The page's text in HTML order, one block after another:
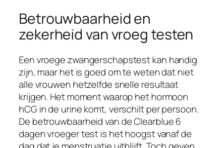
Betrouwbaarheid en
zekerheid van vroeg testen
Een vroege zwangerschapstest kan handig
zijn, maar het is goed om te weten dat niet
alle vrouwen hetzelfde snelle resultaat
krijgen. Het moment waarop het hormoon
hCG in de urine komt, verschilt per persoon.
De betrouwbaarheid van de Clearblue 6
dagen vroeger test is het hoogst vanaf de